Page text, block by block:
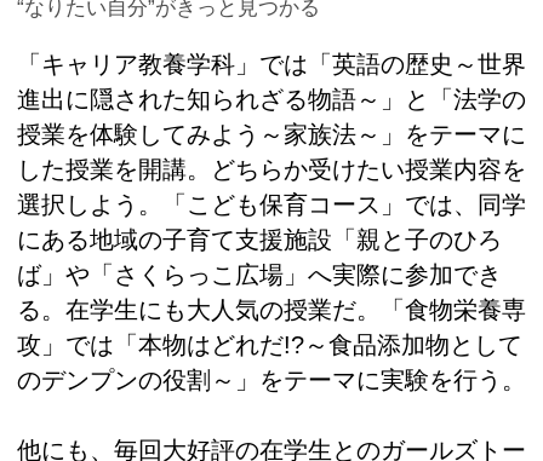
“なりたい自分”がきっと見つかる
「キャリア教養学科」では「英語の歴史～世界
進出に隠された知られざる物語～」と「法学の
授業を体験してみよう～家族法～」をテーマに
した授業を開講。どちらか受けたい授業内容を
選択しよう。「こども保育コース」では、同学
にある地域の子育て支援施設「親と子のひろ
ば」や「さくらっこ広場」へ実際に参加でき
る。在学生にも大人気の授業だ。「食物栄養専
攻」では「本物はどれだ!?～食品添加物として
のデンプンの役割～」をテーマに実験を行う。
他にも、毎回大好評の在学生とのガールズトー